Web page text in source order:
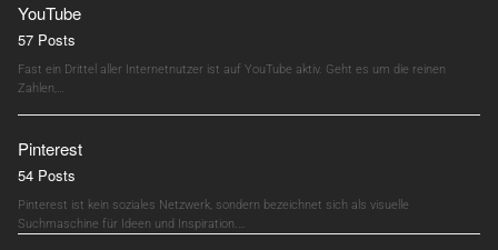
YouTube
57 Posts
Fast ein Drittel aller Internetnutzer ist auf YouTube aktiv. Geht es um die reinen
Zahlen,…
Pinterest
54 Posts
Pinterest ist kein soziales Netzwerk, sondern bezeichnet sich als visuelle
Suchmaschine für Ideen und Inspiration.…